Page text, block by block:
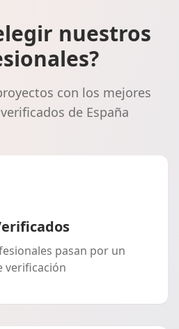
nuestros
con los mejores
de España
pasan por un
verificación